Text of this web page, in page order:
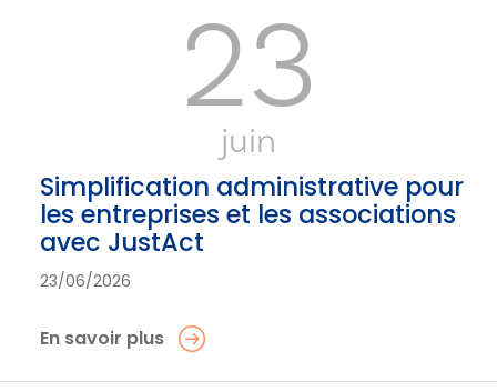
23
juin
Simplification administrative pour
les entreprises et les associations
avec JustAct
23/06/2026
En savoir plus